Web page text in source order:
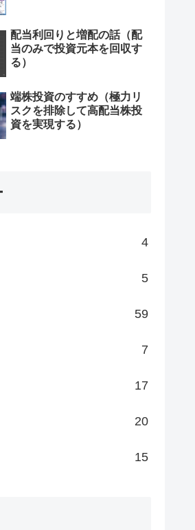
配当利回りと増配の話（配
当のみで投資元本を回収す
る）
端株投資のすすめ（極力リ
スクを排除して高配当株投
資を実現する）
4
5
59
7
17
20
15